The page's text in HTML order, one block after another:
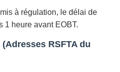
à régulation, le délai de
1 heure avant EOBT.
RSFTA du